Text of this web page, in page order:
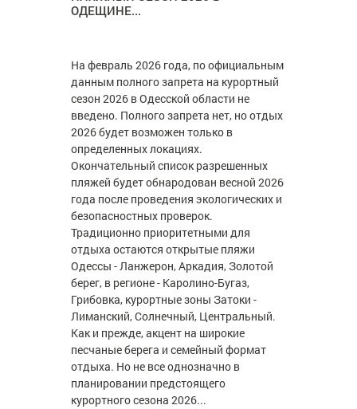
ОДЕЩИНЕ...
На февраль 2026 года, по официальным
данным полного запрета на курортный
сезон 2026 в Одесской области не
введено. Полного запрета нет, но отдых
2026 будет возможен только в
определенных локациях.
Окончательный список разрешенных
пляжей будет обнародован весной 2026
года после проведения экологических и
безопасностных проверок.
Традиционно приоритетными для
отдыха остаются открытые пляжи
Одессы - Ланжерон, Аркадия, Золотой
берег, в регионе - Каролино-Бугаз,
Грибовка, курортные зоны Затоки -
Лиманский, Солнечный, Центральный.
Как и прежде, акцент на широкие
песчаные берега и семейный формат
отдыха. Но не все однозначно в
планировании предстоящего
курортного сезона 2026...